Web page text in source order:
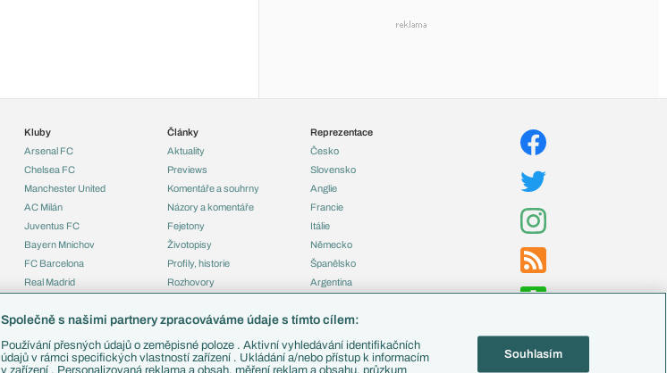
Kluby
Arsenal FC
Chelsea FC
Manchester United
AC Milán
Juventus FC
Bayern Mnichov
FC Barcelona
Real Madrid
Články
Aktuality
Previews
Komentáře a souhrny
Názory a komentáře
Fejetony
Životopisy
Profily, historie
Rozhovory
Reprezentace
Česko
Slovensko
Anglie
Francie
Itálie
Německo
Španělsko
Argentina
Zápasy
Společně s našimi partnery zpracováváme údaje s tímto cílem:
Používání přesných údajů o zeměpisné poloze . Aktivní vyhledávání identifikačních
údajů v rámci specifických vlastností zařízení . Ukládání a/nebo přístup k informacím
v zařízení . Personalizovaná reklama a obsah, měření reklam a obsahu, průzkum
Souhlasím